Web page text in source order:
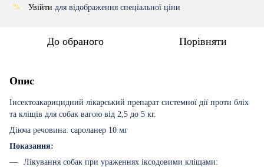
% Увійти для відображення спеціальної ціни
До обраного Порівняти
Опис
Інсектоакарицидний лікарський препарат системної дії проти бліх
та кліщів для собак вагою від 2,5 до 5 кг.
Діюча речовина: сароланер 10 мг
Показання:
Лікування собак при ураженнях іксодовими кліщами: